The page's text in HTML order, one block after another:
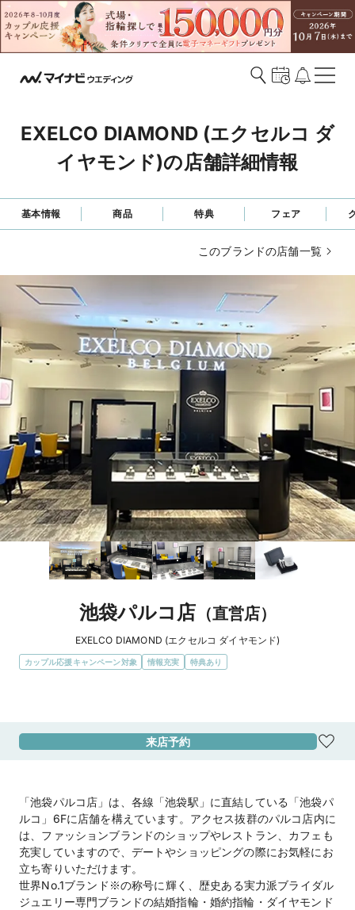
EXELCO DIAMOND (エクセルコ ダ
イヤモンド)の店舗詳細情報
基本情報 商品 特典 フェア
このブランドの店舗一覧
池袋パルコ店 （直営店）
EXELCO DIAMOND (エクセルコ ダイヤモンド)
カップル応援キャンペーン対象 情報充実 特典あり
アクセス 各線「池袋駅」東口より直結
地下駐車場」「西武パーキング」「メトロポリタ
ン駐車場」
※無料駐車券発行は池袋パルコに準ずる
地図を見る
住所 東京都豊島区南池袋1-28-2　池袋パルコ本館6F
来店予約
「池袋パルコ店」は、各線「池袋駅」に直結している「池袋パ
ルコ」6Fに店舗を構えています。アクセス抜群のパルコ店内に
は、ファッションブランドのショップやレストラン、カフェも
充実していますので、デートやショッピングの際にお気軽にお
立ち寄りいただけます。
世界No.1ブランド※の称号に輝く、歴史ある実力派ブライダル
ジュエリー専門ブランドの結婚指輪・婚約指輪・ダイヤモンド